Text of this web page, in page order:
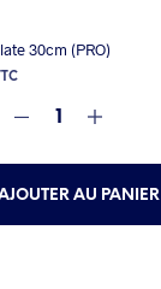
30cm (PRO)
AU PANIER